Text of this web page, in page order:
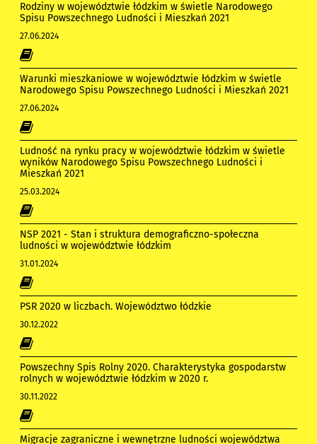
Rodziny w województwie łódzkim w świetle Narodowego
Spisu Powszechnego Ludności i Mieszkań 2021
27.06.2024
Warunki mieszkaniowe w województwie łódzkim w świetle
Narodowego Spisu Powszechnego Ludności i Mieszkań 2021
27.06.2024
Ludność na rynku pracy w województwie łódzkim w świetle
wyników Narodowego Spisu Powszechnego Ludności i
Mieszkań 2021
25.03.2024
NSP 2021 - Stan i struktura demograficzno-społeczna
ludności w województwie łódzkim
31.01.2024
PSR 2020 w liczbach. Województwo łódzkie
30.12.2022
Powszechny Spis Rolny 2020. Charakterystyka gospodarstw
rolnych w województwie łódzkim w 2020 r.
30.11.2022
Migracje zagraniczne i wewnętrzne ludności województwa